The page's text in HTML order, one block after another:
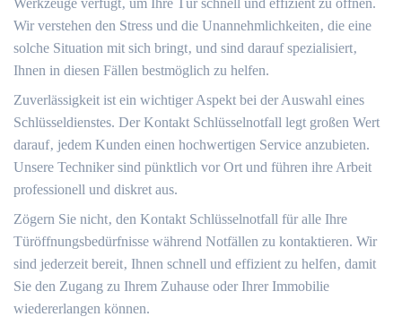
Werkzeuge verfügt‚ um Ihre Tür schnell und effizient zu öffnen.
Wir verstehen den Stress und die Unannehmlichkeiten‚ die eine
solche Situation mit sich bringt‚ und sind darauf spezialisiert‚
Ihnen in diesen Fällen bestmöglich zu helfen.​
Zuverlässigkeit ist ein wichtiger Aspekt bei der Auswahl eines
Schlüsseldienstes. Der Kontakt Schlüsselnotfall legt großen Wert
darauf‚ jedem Kunden einen hochwertigen Service anzubieten.​
Unsere Techniker sind pünktlich vor Ort und führen ihre Arbeit
professionell und diskret aus.​
Zögern Sie nicht‚ den Kontakt Schlüsselnotfall für alle Ihre
Türöffnungsbedürfnisse während Notfällen zu kontaktieren.​ Wir
sind jederzeit bereit‚ Ihnen schnell und effizient zu helfen‚ damit
Sie den Zugang zu Ihrem Zuhause oder Ihrer Immobilie
wiedererlangen können.​